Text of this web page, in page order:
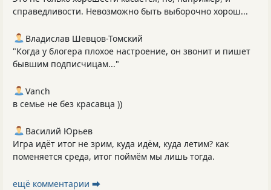
справедливости. Невозможно быть выборочно хорош...
Владислав Шевцов-Томский
"Когда у блогера плохое настроение, он звонит и пишет
бывшим подписчицам..."
Vanch
в семье не без красавца ))
Василий Юрьев
Игра идёт итог не зрим, куда идём, куда летим? как
поменяется среда, итог поймём мы лишь тогда.
ещё комментарии ⮕